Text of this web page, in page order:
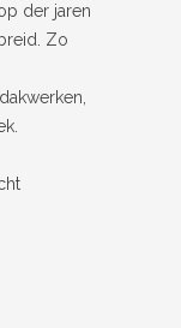
der jaren
Zo